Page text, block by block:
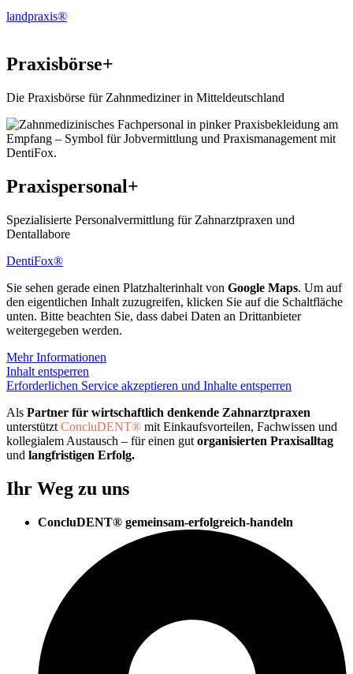
landpraxis®
Praxisbörse+
Die Praxisbörse für Zahnmediziner in Mitteldeutschland
Praxispersonal+
Spezialisierte Personalvermittlung für Zahnarztpraxen und
Dentallabore
DentiFox®
Sie sehen gerade einen Platzhalterinhalt von Google Maps. Um auf
den eigentlichen Inhalt zuzugreifen, klicken Sie auf die Schaltfläche
unten. Bitte beachten Sie, dass dabei Daten an Drittanbieter
weitergegeben werden.
Mehr Informationen
Inhalt entsperren
Erforderlichen Service akzeptieren und Inhalte entsperren
Als Partner für wirtschaftlich denkende Zahnarztpraxen
unterstützt ConcluDENT® mit Einkaufsvorteilen, Fachwissen und
kollegialem Austausch – für einen gut organisierten Praxisalltag
und langfristigen Erfolg.​
Ihr Weg zu uns
ConcluDENT® gemeinsam-erfolgreich-handeln